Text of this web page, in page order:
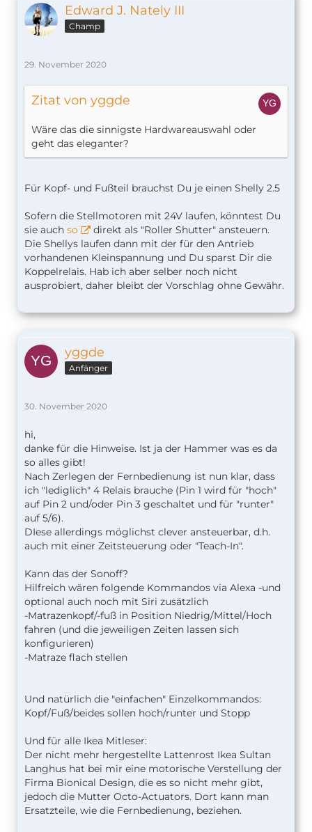
Edward J. Nately III
Champ
29. November 2020
Zitat von yggde
Wäre das die sinnigste Hardwareauswahl oder
geht das eleganter?
Für Kopf- und Fußteil brauchst Du je einen Shelly 2.5
Sofern die Stellmotoren mit 24V laufen, könntest Du
sie auch so
direkt als "Roller Shutter" ansteuern.
Die Shellys laufen dann mit der für den Antrieb
vorhandenen Kleinspannung und Du sparst Dir die
Koppelrelais. Hab ich aber selber noch nicht
ausprobiert, daher bleibt der Vorschlag ohne Gewähr.
yggde
Anfänger
30. November 2020
hi,
danke für die Hinweise. Ist ja der Hammer was es da
so alles gibt!
Nach Zerlegen der Fernbedienung ist nun klar, dass
ich "lediglich" 4 Relais brauche (Pin 1 wird für "hoch"
auf Pin 2 und/oder Pin 3 geschaltet und für "runter"
auf 5/6).
DIese allerdings möglichst clever ansteuerbar, d.h.
auch mit einer Zeitsteuerung oder "Teach-In".
Kann das der Sonoff?
Hilfreich wären folgende Kommandos via Alexa -und
optional auch noch mit Siri zusätzlich
-Matrazenkopf/-fuß in Position Niedrig/Mittel/Hoch
fahren (und die jeweiligen Zeiten lassen sich
konfigurieren)
-Matraze flach stellen
Und natürlich die "einfachen" Einzelkommandos:
Kopf/Fuß/beides sollen hoch/runter und Stopp
Und für alle Ikea Mitleser:
Der nicht mehr hergestellte Lattenrost Ikea Sultan
Langhus hat bei mir eine motorische Verstellung der
Firma Bionical Design, die es so nicht mehr gibt,
jedoch die Mutter Octo-Actuators. Dort kann man
Ersatzteile, wie die Fernbedienung, beziehen.